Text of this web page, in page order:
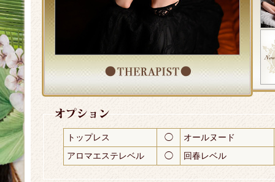
トップレス ◯
オールヌード
アロマエステレベル
◯ 回春レベル